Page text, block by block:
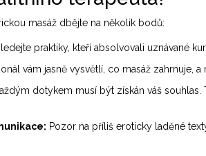
masáž dbějte na několik bodů:
praktiky, kteří absolvovali uznávané
vám jasně vysvětlí, co masáž zahrnuje,
dotykem musí být získán váš
Pozor na příliš eroticky laděné